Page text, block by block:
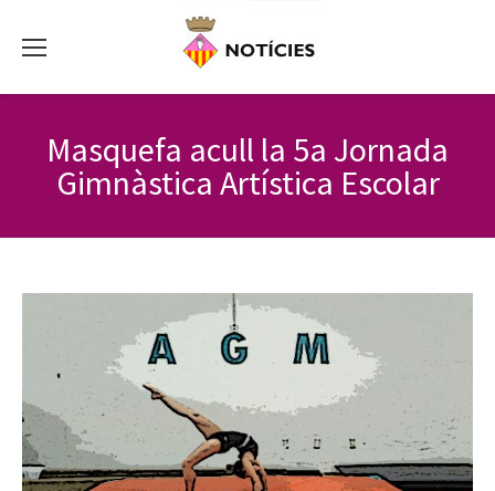
Masquefa acull la 5a Jornada
Gimnàstica Artística Escolar